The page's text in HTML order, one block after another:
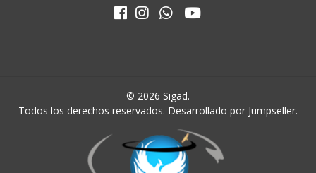
© 2026 Sigad.
Todos los derechos reservados. Desarrollado por Jumpseller.